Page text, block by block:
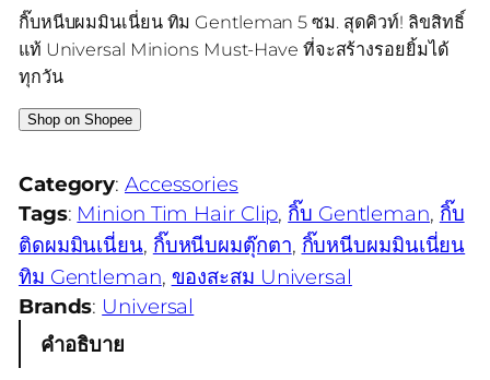
กิ๊บหนีบผมมินเนี่ยน ทิม Gentleman 5 ซม. สุดคิวท์! ลิขสิทธิ์
แท้ Universal Minions Must-Have ที่จะสร้างรอยยิ้มได้
ทุกวัน
Shop on Shopee
Category: Accessories
Tags: Minion Tim Hair Clip, กิ๊บ Gentleman, กิ๊บ
ติดผมมินเนี่ยน, กิ๊บหนีบผมตุ๊กตา, กิ๊บหนีบผมมินเนี่ยน
ทิม Gentleman, ของสะสม Universal
Brands: Universal
คำอธิบาย